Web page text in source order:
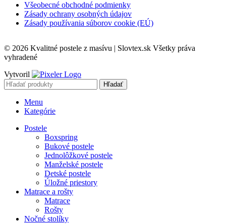
Všeobecné obchodné podmienky
Zásady ochrany osobných údajov
Zásady používania súborov cookie (EÚ)
© 2026 Kvalitné postele z masívu | Slovtex.sk Všetky práva
vyhradené
Vytvoril
Hľadať
Menu
Kategórie
Postele
Boxspring
Bukové postele
Jednolôžkové postele
Manželské postele
Detské postele
Úložné priestory
Matrace a rošty
Matrace
Rošty
Nočné stolíky